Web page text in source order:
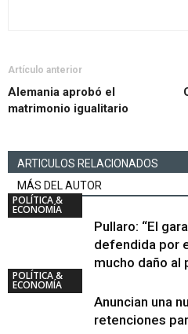
Artículo anterior
Alemania aprobó el
matrimonio igualitario
ARTICULOS RELACIONADOS
MÁS DEL AUTOR
POLÍTICA &
ECONOMÍA
Pullaro: “El
defendida por
mucho daño al
POLÍTICA &
ECONOMÍA
Anuncian una
retenciones